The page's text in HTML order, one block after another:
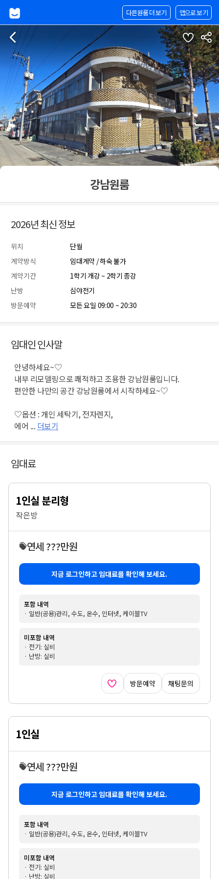
앱으로 보기
다른원룸 더 보기
강남원룸
2026년 최신 정보
위치
단월
계약방식
임대계약 / 하숙 불가
계약기간
1학기 개강 ~ 2학기 종강
난방
심야전기
방문예약
모든 요일 09:00 ~ 20:30
임대인 인사말
안녕하세요~♡
내부 리모델링으로 쾌적하고 조용한 강남원룸입니다.
편안한 나만의 공간 강남원룸에서 시작하세요~♡
♡옵션 : 개인 세탁기, 전자렌지,
에어 ... 더보기
임대료
1인실 분리형
작은방
연세 ???만원
지금 로그인하고 임대료를 확인해 보세요.
포함 내역
· 일반(공용)관리, 수도, 온수, 인터넷, 케이블TV
미포함 내역
· 전기: 실비
· 난방: 실비
방문예약 채팅문의
1인실
연세 ???만원
지금 로그인하고 임대료를 확인해 보세요.
포함 내역
· 일반(공용)관리, 수도, 온수, 인터넷, 케이블TV
미포함 내역
· 전기: 실비
· 난방: 실비